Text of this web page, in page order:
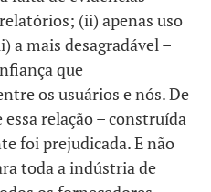
(ii) apenas uso
a mais desagradável –
que
os usuários e nós. De
relação – construída
foi prejudicada. E não
toda a indústria de